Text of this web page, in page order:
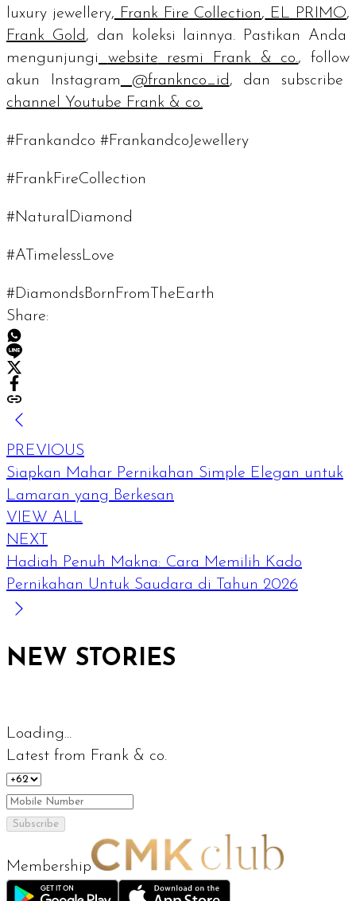
luxury jewellery, Frank Fire Collection, EL PRIMO,
Frank Gold , dan koleksi lainnya. Pastikan Anda
mengunjungi
website resmi Frank & co.,follow
akun Instagram @franknco_id , dan subscribe
channel
Youtube Frank & co.
#Frankandco #FrankandcoJewellery
#FrankFireCollection
#NaturalDiamond
#ATimelessLove
#DiamondsBornFromTheEarth
Share:
PREVIOUS
Siapkan Mahar Pernikahan Simple Elegan untuk
Lamaran yang Berkesan
VIEW ALL
NEXT
Hadiah Penuh Makna: Cara Memilih Kado
Pernikahan Untuk Saudara di Tahun 2026
NEW STORIES
Loading...
Latest from Frank & co.
Subscribe
Membership